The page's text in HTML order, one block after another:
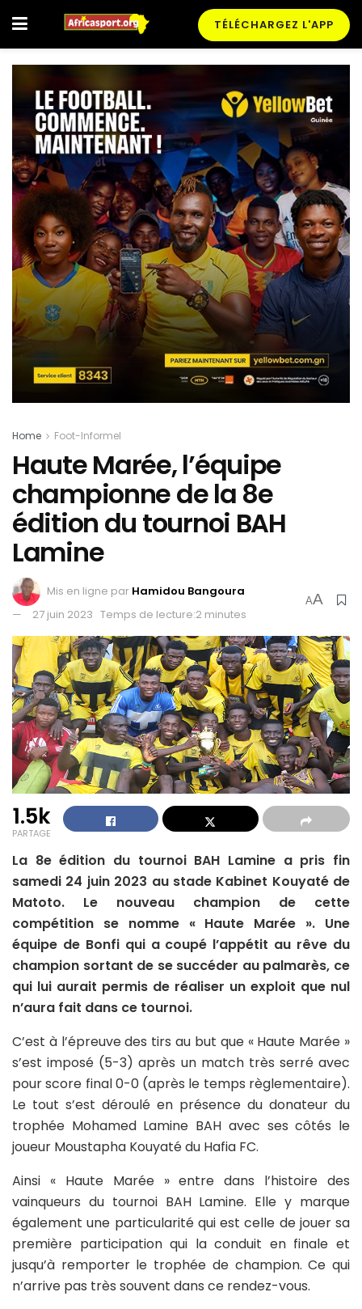
TÉLÉCHARGEZ L'APP
Home Foot-Informel
Haute Marée, l’équipe
championne de la 8e
édition du tournoi BAH
Lamine
Mis en ligne par Hamidou Bangoura
27 juin 2023 Temps de lecture:2 minutes
AA
1.5k
PARTAGE
La 8e édition du tournoi BAH Lamine a pris fin
samedi 24 juin 2023 au stade Kabinet Kouyaté de
Matoto. Le nouveau champion de cette
compétition se nomme « Haute Marée ». Une
équipe de Bonfi qui a coupé l’appétit au rêve du
champion sortant de se succéder au palmarès, ce
qui lui aurait permis de réaliser un exploit que nul
n’aura fait dans ce tournoi.
C’est à l’épreuve des tirs au but que « Haute Marée »
s’est imposé (5-3) après un match très serré avec
pour score final 0-0 (après le temps règlementaire).
Le tout s’est déroulé en présence du donateur du
trophée Mohamed Lamine BAH avec ses côtés le
joueur Moustapha Kouyaté du Hafia FC.
Ainsi « Haute Marée » entre dans l’histoire des
vainqueurs du tournoi BAH Lamine. Elle y marque
également une particularité qui est celle de jouer sa
première participation qui la conduit en finale et
jusqu’à remporter le trophée de champion. Ce qui
n’arrive pas très souvent dans ce rendez-vous.